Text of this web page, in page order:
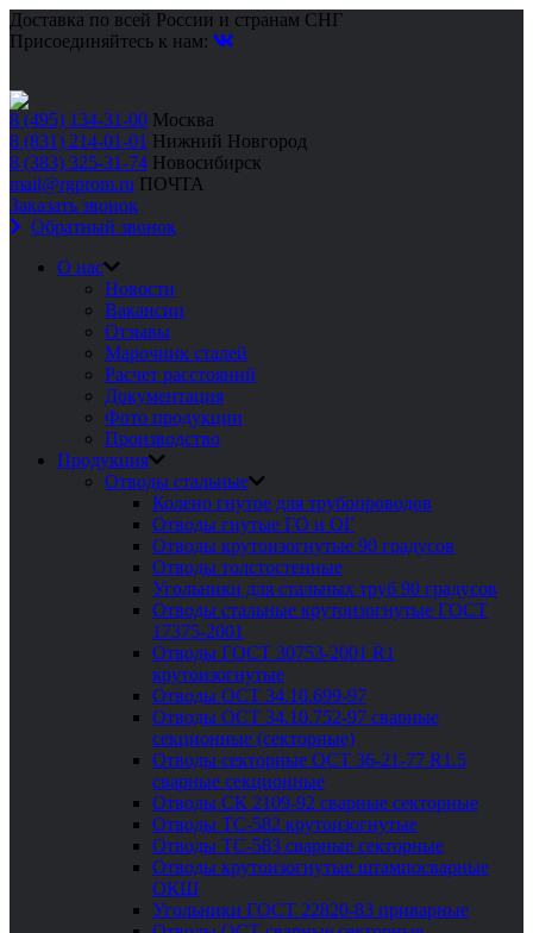
Доставка по всей России и странам СНГ
Присоединяйтесь к нам:
8 (495) 134-31-00 Москва
8 (831) 214-01-01 Нижний Новгород
8 (383) 325-31-74 Новосибирск
mail@rgprom.ru ПОЧТА
Заказать звонок
Обратный звонок
О нас
Новости
Вакансии
Отзывы
Марочник сталей
Расчет расстояний
Документация
Фото продукции
Производство
Продукция
Отводы стальные
Колено гнутое для трубопроводов
Отводы гнутые ГО и ОГ
Отводы крутоизогнутые 90 градусов
Отводы толстостенные
Угольники для стальных труб 90 градусов
Отводы стальные крутоизогнутые ГОСТ
17375-2001
Отводы ГОСТ 30753-2001 R1
крутоизогнутые
Отводы ОСТ 34.10.699-97
Отводы ОСТ 34.10.752-97 сварные
секционные (секторные)
Отводы секторные ОСТ 36-21-77 R1.5
сварные секционные
Отводы СК 2109-92 сварные секторные
Отводы ТС-582 крутоизогнутые
Отводы ТС-583 сварные секторные
Отводы крутоизогнутые штампосварные
ОКШ
Угольники ГОСТ 22820-83 приварные